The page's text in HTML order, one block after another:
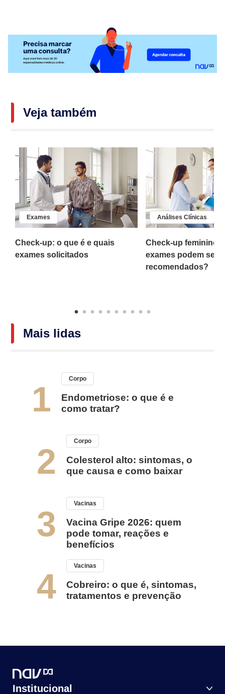
Veja também
Exames
Check-up: o que é e quais
exames solicitados
Análises Clínicas
Check-up feminino:
exames podem ser
recomendados?
Mais lidas
1
Corpo
Endometriose: o que é e
como tratar?
2
Corpo
Colesterol alto: sintomas, o
que causa e como baixar
3
Vacinas
Vacina Gripe 2026: quem
pode tomar, reações e
benefícios
4
Vacinas
Cobreiro: o que é, sintomas,
tratamentos e prevenção
Institucional